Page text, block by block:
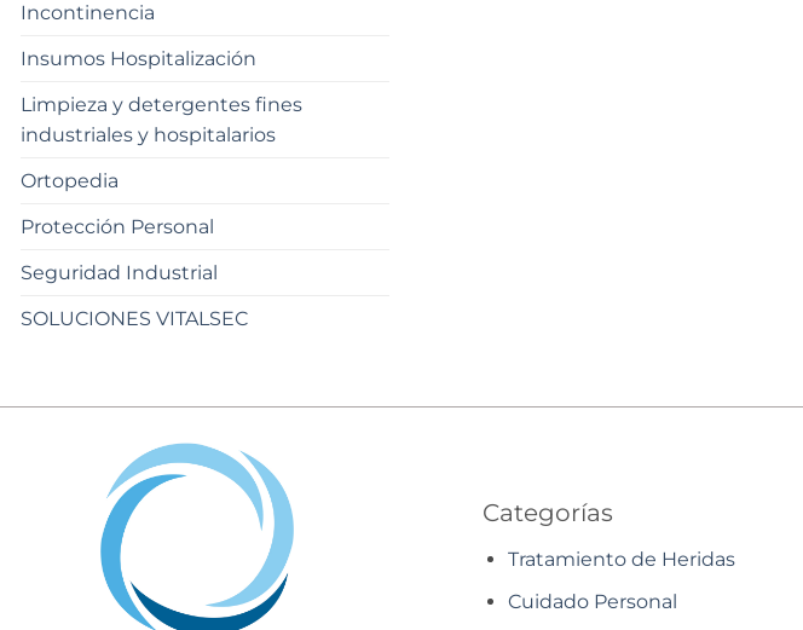
Incontinencia
Insumos Hospitalización
Limpieza y detergentes fines
industriales y hospitalarios
Ortopedia
Protección Personal
Seguridad Industrial
SOLUCIONES VITALSEC
Categorías
Tratamiento de Heridas
Cuidado Personal